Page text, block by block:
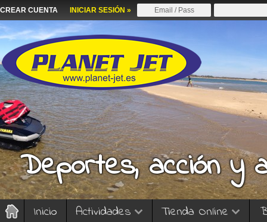
CREAR CUENTA INICIAR SESIÓN »
Deportes, acción y
Inicio Actividades Tienda Online